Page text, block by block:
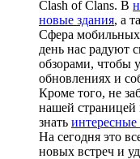
Clash of Clans. В
новые здания, а
Сфера
день нас радуют
обзорами, чтобы
обновлениях и
Кроме того, не
нашей страницей
знать
На сегодня это
новых встреч и